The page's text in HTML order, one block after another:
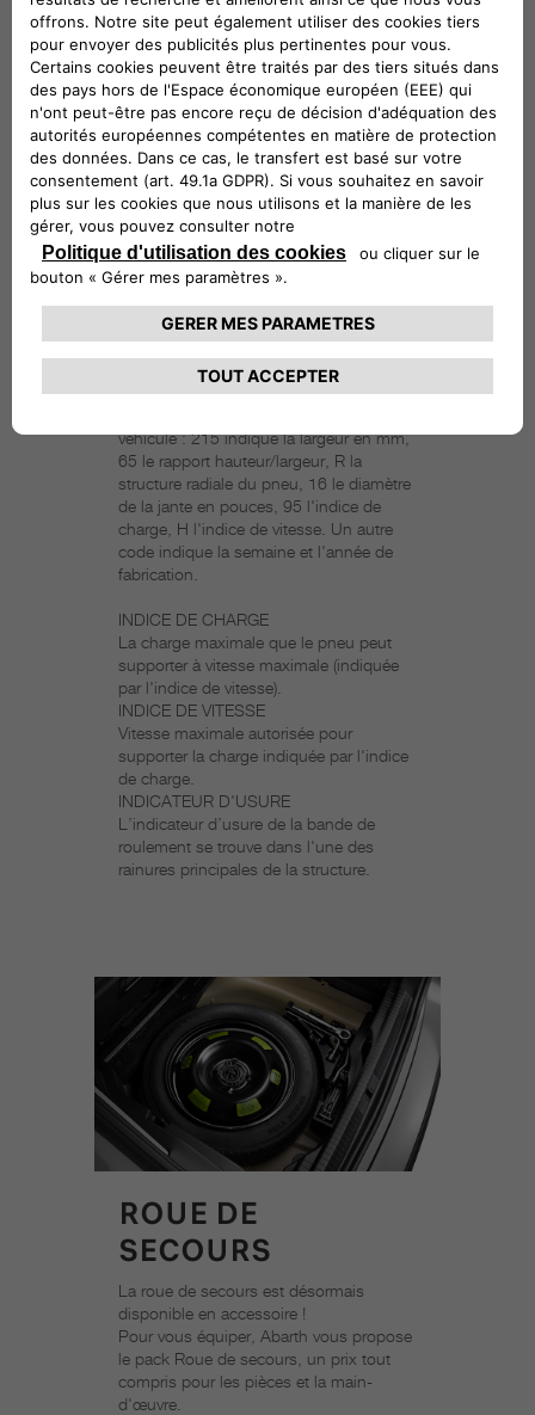
MARQUAGES DES
PNEUS
Assurez-vous que vos pneus sont
conformes à votre Abarth. Un groupe de
chiffres et de lettres apparaît sur le côté
d'un pneu, par exemple 215 65 R 16
permet de vérifier si ce pneu est
conforme aux dimensions indiquées
véhicule : 215 indique la largeur en mm,
65 le rapport hauteur/largeur, R la
structure radiale du pneu, 16 le diamètre
de la jante en pouces, 95 l'indice de
charge, H l'indice de vitesse. Un autre
code indique la semaine et l'année de
fabrication.
INDICE DE CHARGE
La charge maximale que le pneu peut
supporter à vitesse maximale (indiquée
par l'indice de vitesse).
INDICE DE VITESSE
Vitesse maximale autorisée pour
supporter la charge indiquée par l'indice
de charge.
INDICATEUR D'USURE
L’indicateur d’usure de la bande de
roulement se trouve dans l'une des
rainures principales de la structure.
ROUE DE
SECOURS
La roue de secours est désormais
disponible en accessoire !
Pour vous équiper, Abarth vous propose
le pack Roue de secours, un prix tout
compris pour les pièces et la main-
d'œuvre.